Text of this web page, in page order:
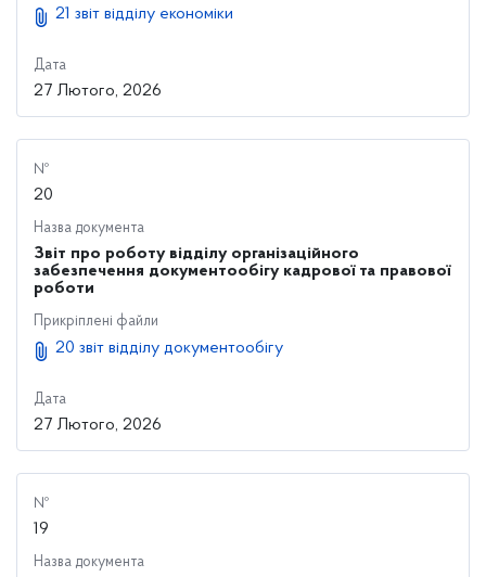
21 звіт відділу економіки
Дата
27 Лютого, 2026
№
20
Назва документа
Звіт про роботу відділу організаційного
забезпечення документообігу кадрової та правової
роботи
Прикріплені файли
20 звіт відділу документообігу
Дата
27 Лютого, 2026
№
19
Назва документа